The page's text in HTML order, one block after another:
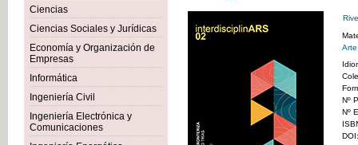
Ciencias
Ciencias Sociales y Jurídicas
Economía y Organización de
Empresas
Informática
Ingeniería Civil
Ingeniería Electrónica y
Comunicaciones
Nº
Nº